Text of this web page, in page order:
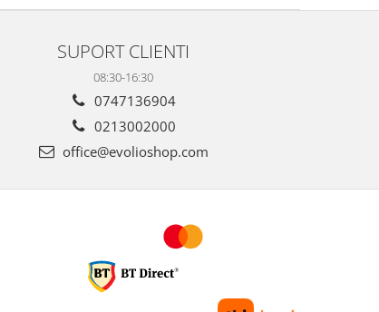
SUPORT CLIENTI
08:30-16:30
0747136904
0213002000
office@evolioshop.com